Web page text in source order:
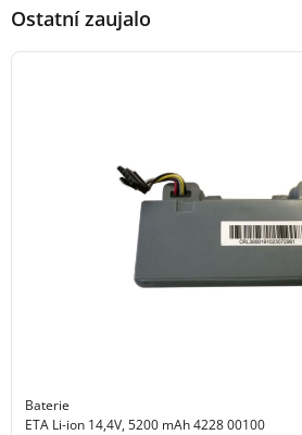
Ostatní zaujalo
Baterie
ETA Li-ion 14,4V, 5200 mAh 4228 00100